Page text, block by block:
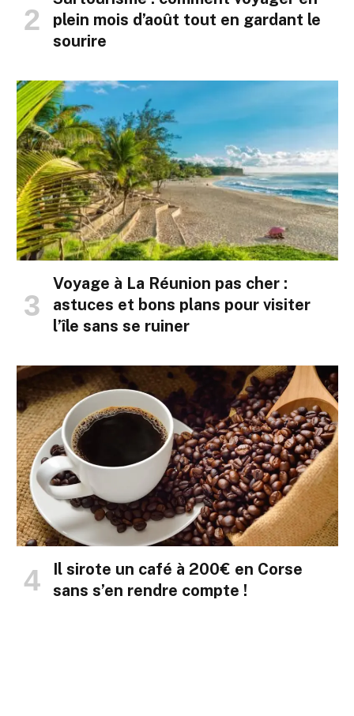
plein mois d’août tout en gardant le
sourire
Voyage à La Réunion pas cher :
astuces et bons plans pour visiter
l’île sans se ruiner
Il sirote un café à 200€ en Corse
sans s’en rendre compte !